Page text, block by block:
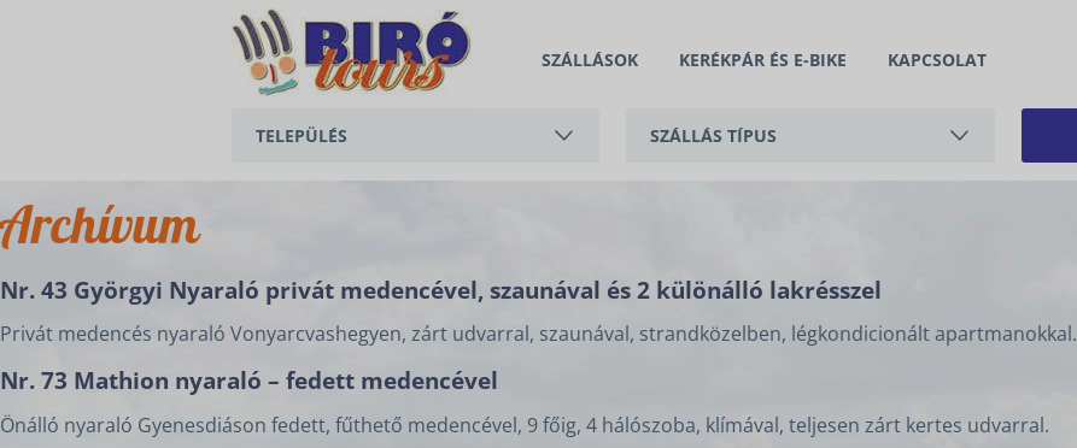
TELEPÜLÉS
CSERSZEGTOMAJ
GYENESDIÁS
SZÁLLÁS TÍPUS
SZÁLLÁSOK KERÉKPÁR ÉS E-BIKE KAPCSOLAT
Archívum
Nr. 43 Györgyi Nyaraló privát medencével, szaunával és 2 különálló lakrésszel
Privát medencés nyaraló Vonyarcvashegyen, zárt udvarral, szaunával, strandközelben, légkondicionált apartmanokkal.
Nr. 73 Mathion nyaraló – fedett medencével
Önálló nyaraló Gyenesdiáson fedett, fűthető medencével, 9 főig, 4 hálószoba, klímával, teljesen zárt kertes udvarral.